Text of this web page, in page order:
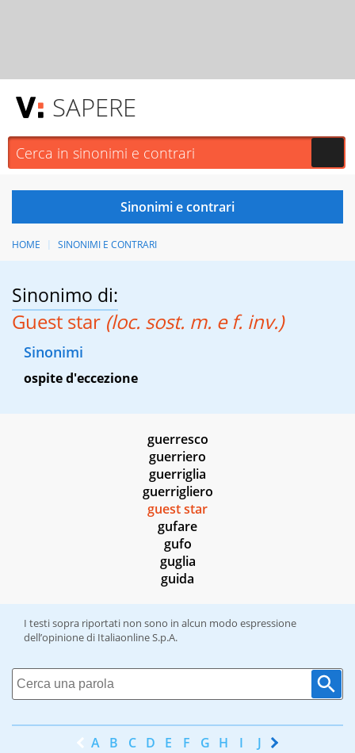
SAPERE
HOME SINONIMI E CONTRARI
Sinonimo di:
Guest star (loc. sost. m. e f. inv.)
Sinonimi
ospite d'eccezione
guerresco
guerriero
guerriglia
guerrigliero
guest star
gufare
gufo
guglia
guida
I testi sopra riportati non sono in alcun modo espressione
dell’opinione di Italiaonline S.p.A.
A B C D E F G H I J K